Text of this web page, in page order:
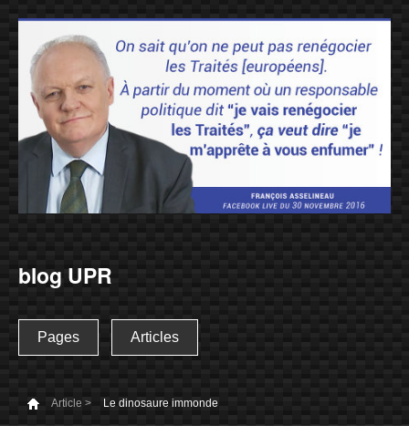
blog UPR
Pages Articles
Article > Le dinosaure immonde